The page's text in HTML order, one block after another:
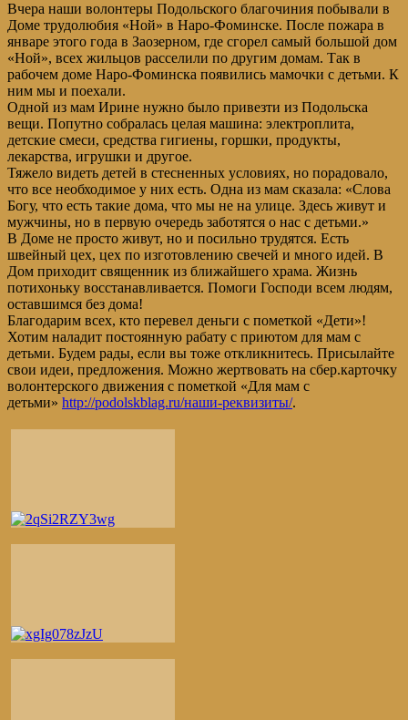
Вчера наши волонтеры Подольского благочиния побывали в
Доме трудолюбия «Ной» в Наро-Фоминске. После пожара в
январе этого года в Заозерном, где сгорел самый большой дом
«Ной», всех жильцов расселили по другим домам. Так в
рабочем доме Наро-Фоминска появились мамочки с детьми. К
ним мы и поехали.
Одной из мам Ирине нужно было привезти из Подольска
вещи. Попутно собралась целая машина: электроплита,
детские смеси, средства гигиены, горшки, продукты,
лекарства, игрушки и другое.
Тяжело видеть детей в стесненных условиях, но порадовало,
что все необходимое у них есть. Одна из мам сказала: «Слова
Богу, что есть такие дома, что мы не на улице. Здесь живут и
мужчины, но в первую очередь заботятся о нас с детьми.»
В Доме не просто живут, но и посильно трудятся. Есть
швейный цех, цех по изготовлению свечей и много идей. В
Дом приходит священник из ближайшего храма. Жизнь
потихоньку восстанавливается. Помоги Господи всем людям,
оставшимся без дома!
Благодарим всех, кто перевел деньги с пометкой «Дети»!
Хотим наладит постоянную рабату с приютом для мам с
детьми. Будем рады, если вы тоже откликнитесь. Присылайте
свои идеи, предложения. Можно жертвовать на сбер.карточку
волонтерского движения с пометкой «Для мам с
детьми» http://podolskblag.ru/наши-реквизиты/.